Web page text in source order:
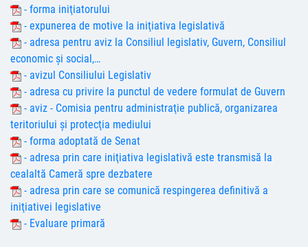
- forma iniţiatorului
- expunerea de motive la iniţiativa legislativă
- adresa pentru aviz la Consiliul legislativ, Guvern, Consiliul
economic şi social,…
- avizul Consiliului Legislativ
- adresa cu privire la punctul de vedere formulat de Guvern
- aviz - Comisia pentru administraţie publică, organizarea
teritoriului şi protecţia mediului
- forma adoptată de Senat
- adresa prin care iniţiativa legislativă este transmisă la
cealaltă Cameră spre dezbatere
- adresa prin care se comunică respingerea definitivă a
iniţiativei legislative
- Evaluare primară